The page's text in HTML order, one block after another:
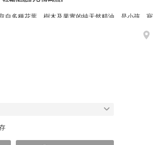
自多種花葉、樹木及果實的純天然精油，是小孩、寵
業調香師團隊堅持每年持續探訪精油產地，以確保